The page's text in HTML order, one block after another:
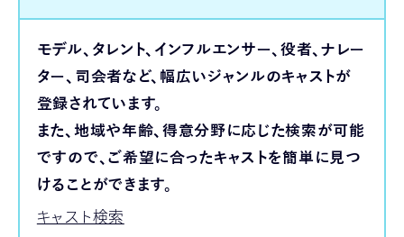
モデル、タレント、インフルエンサー、役者、ナレー
ター、司会者など、幅広いジャンルのキャストが
登録されています。
また、地域や年齢、得意分野に応じた検索が可能
ですので、ご希望に合ったキャストを簡単に見つ
けることができます。
キャスト検索